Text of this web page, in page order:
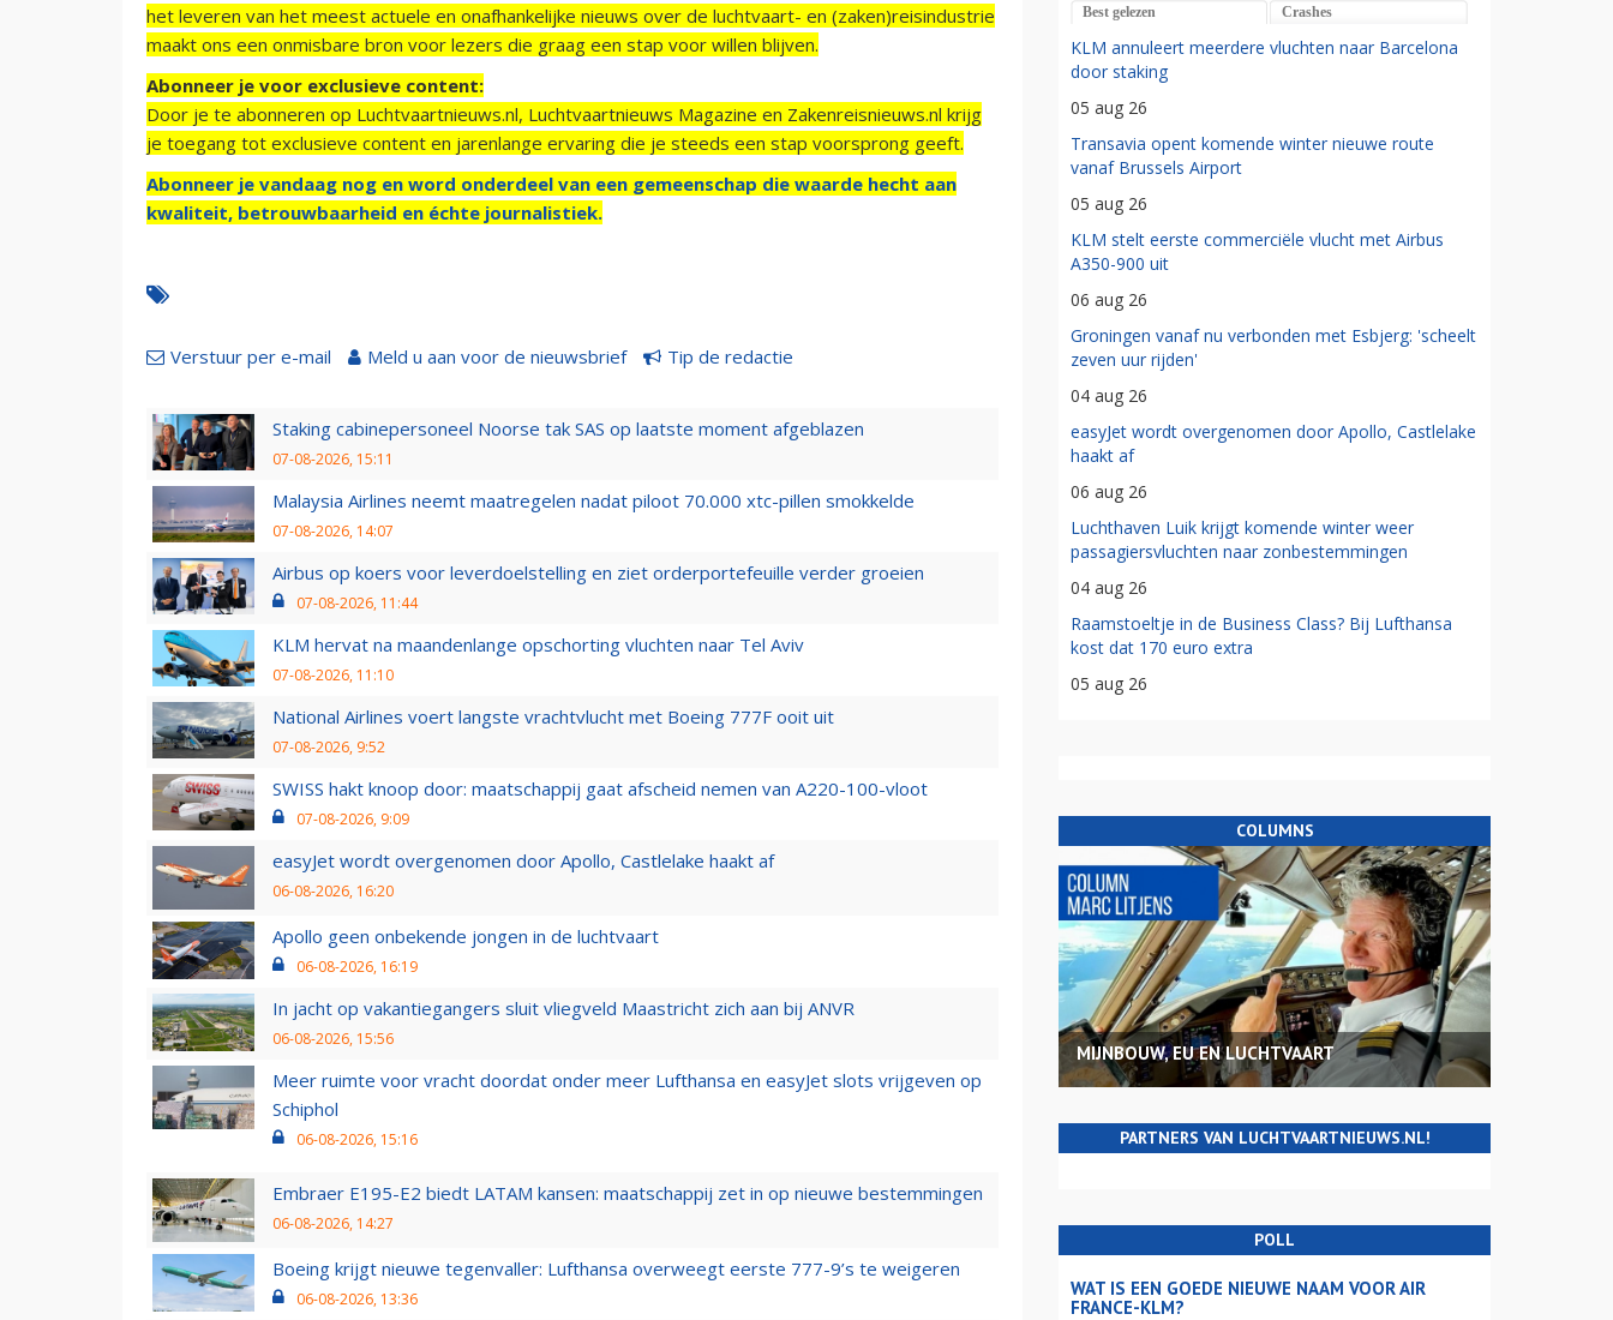
het leveren van het meest actuele en onafhankelijke nieuws over de luchtvaart- en (zaken)reisindustrie
maakt ons een onmisbare bron voor lezers die graag een stap voor willen blijven.
Abonneer je voor exclusieve content:
Door je te abonneren op Luchtvaartnieuws.nl, Luchtvaartnieuws Magazine en Zakenreisnieuws.nl krijg
je toegang tot exclusieve content en jarenlange ervaring die je steeds een stap voorsprong geeft.
Abonneer je vandaag nog en word onderdeel van een gemeenschap die waarde hecht aan
kwaliteit, betrouwbaarheid en échte journalistiek.
Verstuur per e-mail Meld u aan voor de nieuwsbrief Tip de redactie
Staking cabinepersoneel Noorse tak SAS op laatste moment afgeblazen
07-08-2026, 15:11
Malaysia Airlines neemt maatregelen nadat piloot 70.000 xtc-pillen smokkelde
07-08-2026, 14:07
Airbus op koers voor leverdoelstelling en ziet orderportefeuille verder groeien
07-08-2026, 11:44
KLM hervat na maandenlange opschorting vluchten naar Tel Aviv
07-08-2026, 11:10
National Airlines voert langste vrachtvlucht met Boeing 777F ooit uit
07-08-2026, 9:52
SWISS hakt knoop door: maatschappij gaat afscheid nemen van A220-100-vloot
07-08-2026, 9:09
easyJet wordt overgenomen door Apollo, Castlelake haakt af
06-08-2026, 16:20
Apollo geen onbekende jongen in de luchtvaart
06-08-2026, 16:19
In jacht op vakantiegangers sluit vliegveld Maastricht zich aan bij ANVR
06-08-2026, 15:56
Meer ruimte voor vracht doordat onder meer Lufthansa en easyJet slots vrijgeven op
Schiphol
06-08-2026, 15:16
Embraer E195-E2 biedt LATAM kansen: maatschappij zet in op nieuwe bestemmingen
06-08-2026, 14:27
Boeing krijgt nieuwe tegenvaller: Lufthansa overweegt eerste 777-9’s te weigeren
06-08-2026, 13:36
Best gelezen Crashes
KLM annuleert meerdere vluchten naar Barcelona
door staking
05 aug 26
Transavia opent komende winter nieuwe route
vanaf Brussels Airport
05 aug 26
KLM stelt eerste commerciële vlucht met Airbus
A350-900 uit
06 aug 26
Groningen vanaf nu verbonden met Esbjerg: 'scheelt
zeven uur rijden'
04 aug 26
easyJet wordt overgenomen door Apollo, Castlelake
haakt af
06 aug 26
Luchthaven Luik krijgt komende winter weer
passagiersvluchten naar zonbestemmingen
04 aug 26
Raamstoeltje in de Business Class? Bij Lufthansa
kost dat 170 euro extra
05 aug 26
COLUMNS
MIJNBOUW, EU EN LUCHTVAART
PARTNERS VAN LUCHTVAARTNIEUWS.NL!
POLL
WAT IS EEN GOEDE NIEUWE NAAM VOOR AIR
FRANCE-KLM?